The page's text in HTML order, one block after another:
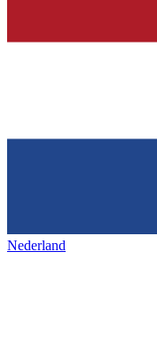
Nederland